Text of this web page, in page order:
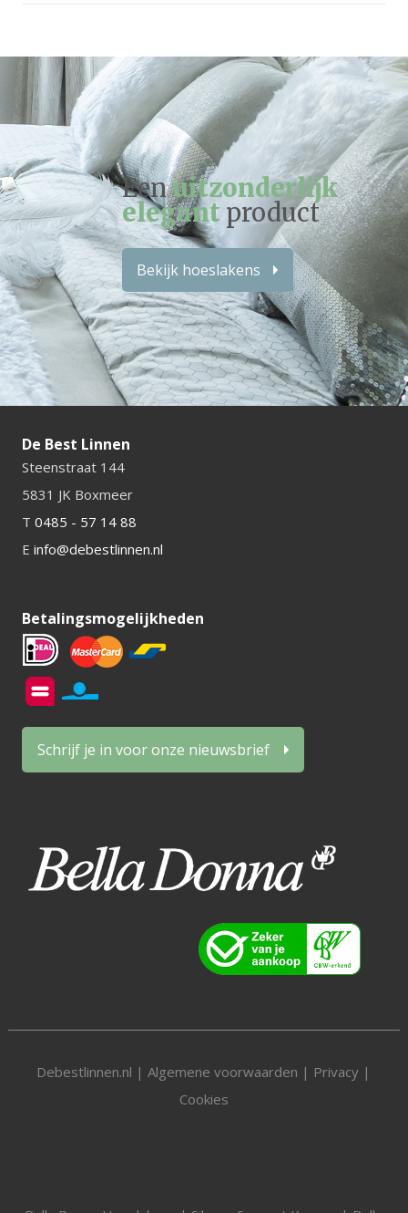
Eenuitzonderlijk
elegant product
Bekijk hoeslakens
De Best Linnen
Steenstraat 144
5831 JK Boxmeer
T 0485 - 57 14 88
E info@debestlinnen.nl
Betalingsmogelijkheden
Schrijf je in voor onze nieuwsbrief
Debestlinnen.nl |Algemene voorwaarden | Privacy |
Cookies